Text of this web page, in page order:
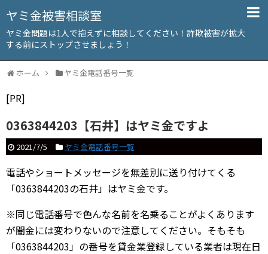
ヤミ金被害相談室
ヤミ金問題は1人で抱えずに相談してください！詐欺被害が拡大
する前にストップさせましょう！
ホーム ヤミ金電話番号一覧
[PR]
0363844203【石井】はヤミ金ですよ
2021/7/5 ヤミ金電話番号一覧
電話やショートメッセージを無差別に送り付けてくる
「0363844203の石井」はヤミ金です。
※同じ電話番号で色んな名前を名乗ることがよくあります
が闇金には変わりないので注意してください。そもそも
「0363844203」の番号を貸金業登録している業者は現在日